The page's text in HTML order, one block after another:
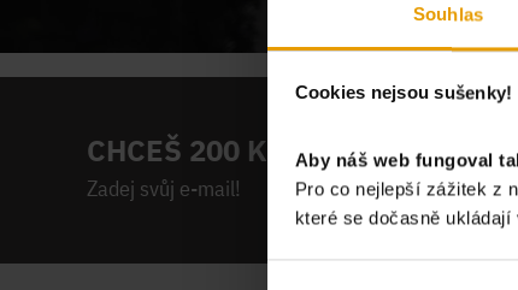
Souhlas
Cookies nejsou sušenky!
Aby náš web fungoval
Pro co nejlepší zážitek z
které se dočasně
CHCEŠ 200 KČ NA PRVNÍ
Zadej svůj e-mail!